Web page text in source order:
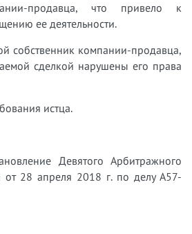
продавца, что привело к
ее деятельности.
собственник компании-продавца,
сделкой нарушены его права
истца.
Девятого Арбитражного
от 28 апреля 2018 г. по делу А57-